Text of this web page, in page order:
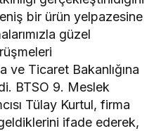
bir ürün yelpazesine
güzel
ve Ticaret Bakanlığına
BTSO 9. Meslek
Tülay Kurtul, firma
ifade ederek,